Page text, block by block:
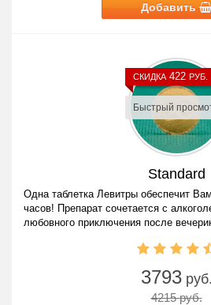
Добавить
Быстрый
СКИДКА422 РУБ.
Standard
Одна таблетка Левитры обеспечит
часов! Препарат сочетается с
любовного приключения после
3793руб.
4215 руб.